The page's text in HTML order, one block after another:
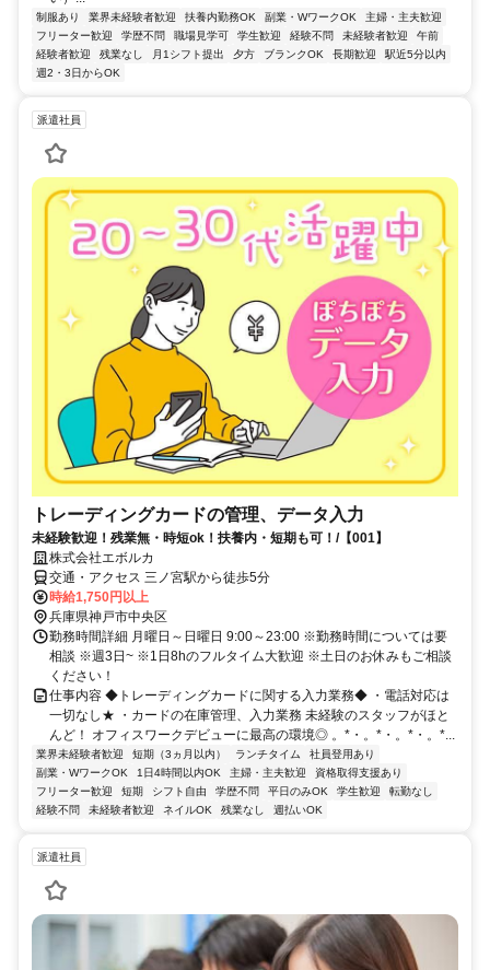
制服あり 業界未経験者歓迎 扶養内勤務OK 副業・WワークOK
主婦・主夫歓迎
フリーター歓迎
学歴不問 職場見学可 学生歓迎 経験不問 未経験者歓迎
午前
経験者歓迎
残業なし 月1シフト提出 夕方 ブランクOK 長期歓迎
駅近5分以内
週2・3日からOK
派遣社員
トレーディングカードの管理、データ入力
未経験歓迎！残業無・時短ok！扶養内・短期も可！/【001】
株式会社エボルカ
交通・アクセス 三ノ宮駅から徒歩5分
時給1,750円以上
兵庫県神戸市中央区
勤務時間詳細 月曜日～日曜日 9:00～23:00 ※勤務時間については要
相談 ※週3日~ ※1日8hのフルタイム大歓迎 ※土日のお休みもご相談
ください！
仕事内容 ◆トレーディングカードに関する入力業務◆ ・電話対応は
一切なし★ ・カードの在庫管理、入力業務 未経験のスタッフがほと
んど！ オフィスワークデビューに最高の環境◎ 。*・。*・。*・。*...
業界未経験者歓迎 短期（3ヵ月以内） ランチタイム
社員登用あり
副業・WワークOK
1日4時間以内OK 主婦・主夫歓迎
資格取得支援あり
フリーター歓迎
短期 シフト自由 学歴不問 平日のみOK 学生歓迎
転勤なし
経験不問
未経験者歓迎 ネイルOK 残業なし 週払いOK
派遣社員